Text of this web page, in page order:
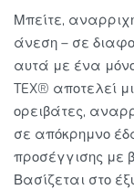
Μπείτε,
άνεση – σε
αυτά με ένα
TEX® αποτελεί
ορειβάτες,
σε απόκρημνο
προσέγγισης με
Βασίζεται στο